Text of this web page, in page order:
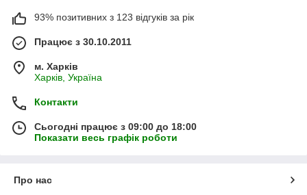
93% позитивних з 123 відгуків за рік
Працює з 30.10.2011
м. Харків
Харків, Україна
Контакти
Сьогодні працює з 09:00 до 18:00
Показати весь графік роботи
Про нас